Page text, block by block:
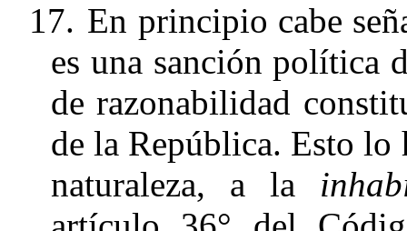
17. En principio cabe
es una sanción política
de razonabilidad
de la República. Esto lo
naturaleza, a la